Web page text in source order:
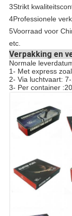
3Strikt
4Professionele
5Voorraad voor
etc.
Verpakking en
Normale
1- Met express
2- Via luchtvaart:
3- Per container